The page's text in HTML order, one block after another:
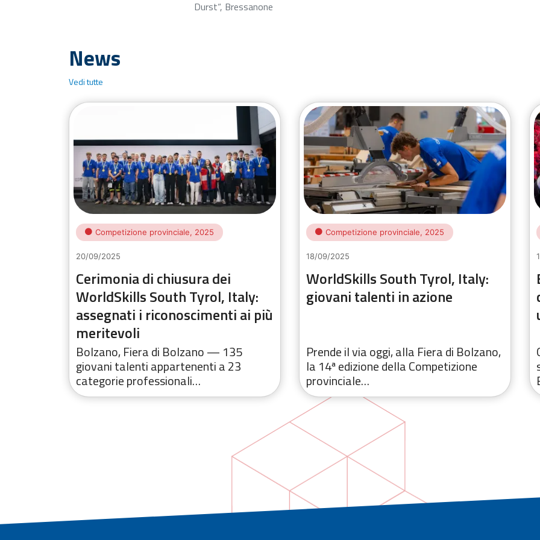
Durst“, Bressanone
News
Vedi tutte
Competizione provinciale, 2025
20/09/2025
Cerimonia di chiusura dei
WorldSkills South Tyrol, Italy:
assegnati i riconoscimenti ai più
meritevoli
Bolzano, Fiera di Bolzano — 135
giovani talenti appartenenti a 23
categorie professionali…
Competizione provinciale, 2025
18/09/2025
WorldSkills South Tyrol, Italy:
giovani talenti in azione
Prende il via oggi, alla Fiera di Bolzano,
la 14ª edizione della Competizione
provinciale…